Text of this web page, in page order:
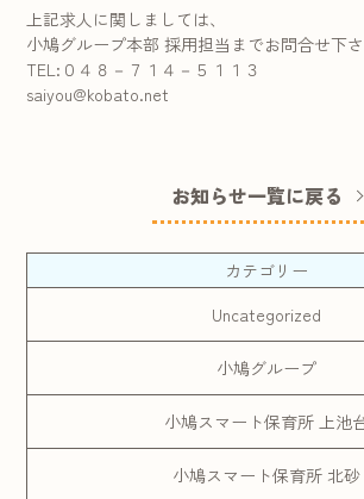
上記求人に関しましては、
小鳩グループ本部 採用担当までお問合せ下さ
TEL:０４８－７１４－５１１３
saiyou@kobato.net
お知らせ一覧に戻る
カテゴリー
Uncategorized
小鳩グループ
小鳩スマート保育所 上池
小鳩スマート保育所 北砂